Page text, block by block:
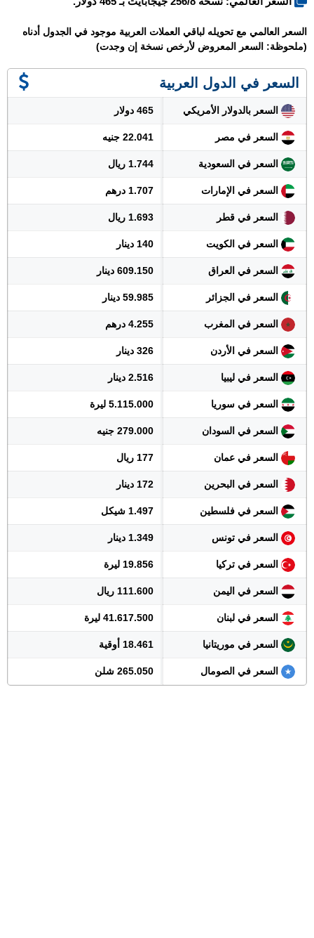
السعر العالمي مع تحويله لباقي العملات العربية موجود في الجدول أدناه
(ملحوظة: السعر المعروض لأرخص نسخة إن وجدت)
السعر في الدول العربية
السعر بالدولار الأمريكي 465 دولار
السعر في مصر 22.041 جنيه
السعر في السعودية 1.744 ريال
السعر في الإمارات 1.707 درهم
السعر في قطر 1.693 ريال
السعر في الكويت 140 دينار
السعر في العراق 609.150 دينار
السعر في الجزائر 59.985 دينار
السعر في المغرب 4.255 درهم
السعر في الأردن 326 دينار
السعر في ليبيا 2.516 دينار
السعر في سوريا 5.115.000 ليرة
السعر في السودان 279.000 جنيه
السعر في عمان 177 ريال
السعر في البحرين 172 دينار
السعر في فلسطين 1.497 شيكل
السعر في تونس 1.349 دينار
السعر في تركيا 19.856 ليرة
السعر في اليمن 111.600 ريال
السعر في لبنان 41.617.500 ليرة
السعر في موريتانيا 18.461 أوقية
السعر في الصومال 265.050 شلن